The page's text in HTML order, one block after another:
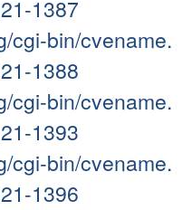
1387
cgi-bin/cvename.
1388
cgi-bin/cvename.
1393
cgi-bin/cvename.
1396